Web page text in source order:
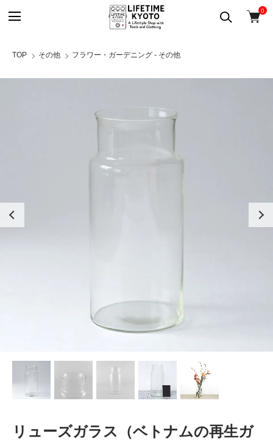
0
TOP その他 フラワー・ガーデニング - その他
リューズガラス（ベトナムの再生ガ